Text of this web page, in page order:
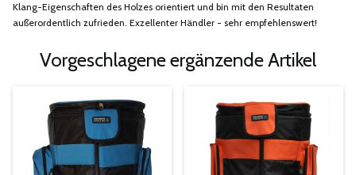
Klang-Eigenschaften des Holzes orientiert und bin mit den Resultaten
außerordentlich zufrieden. Exzellenter Händler - sehr empfehlenswert!
Vorgeschlagene ergänzende Artikel